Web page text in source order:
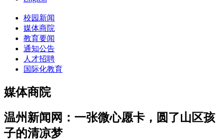
校园新闻
媒体商院
教育要闻
通知公告
人才招聘
国际化教育
媒体商院
温州新闻网：一张微心愿卡，圆了山区孩
子的清凉梦